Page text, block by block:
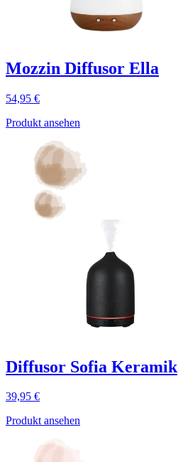
Mozzin Diffusor Ella
54,95 €
Produkt ansehen
Diffusor Sofia Keramik
39,95 €
Produkt ansehen